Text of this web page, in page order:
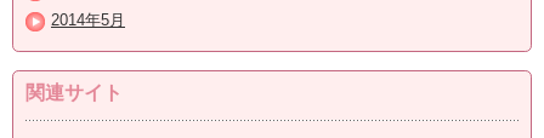
2014年5月
関連サイト